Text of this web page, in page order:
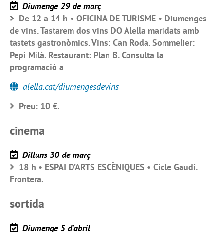
Diumenge 29 de març
De 12 a 14 h • OFICINA DE TURISME • Diumenges
de vins. Tastarem dos vins DO Alella maridats amb
tastets gastronòmics. Vins: Can Roda. Sommelier:
Pepi Milà. Restaurant: Plan B. Consulta la
programació a
alella.cat/diumengesdevins
Preu: 10 €.
cinema
Dilluns 30 de març
18 h • ESPAI D’ARTS ESCÈNIQUES • Cicle Gaudí.
Frontera.
sortida
Diumenge 5 d’abril